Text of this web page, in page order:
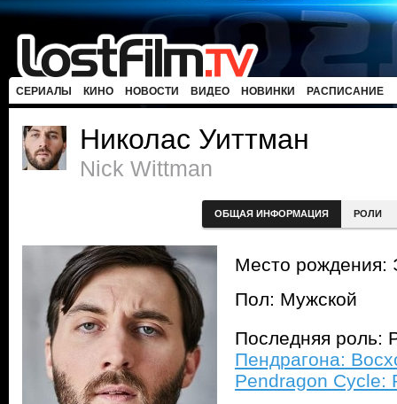
СЕРИАЛЫ КИНО НОВОСТИ ВИДЕО НОВИНКИ РАСПИСАНИЕ
Николас Уиттман
Nick Wittman
ОБЩАЯ ИНФОРМАЦИЯ РОЛИ
Место
Пол: Мужской
Последняя роль:
Пендрагона:
Pendragon Cycle: